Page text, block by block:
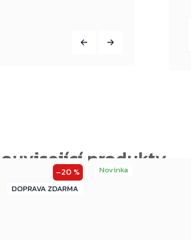
ZDARMA
–20 % Novinka